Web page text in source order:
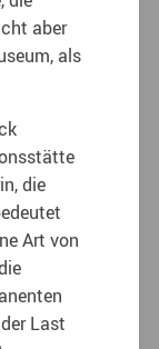
aber
als
die
Art von
Last